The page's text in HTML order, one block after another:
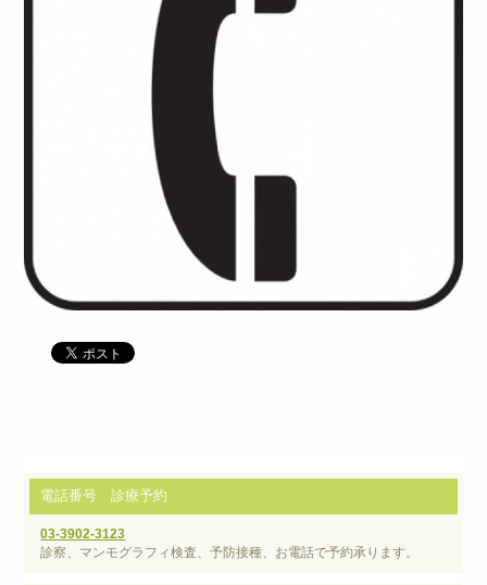
電話番号 診療予約
03-3902-3123
診察、マンモグラフィ検査、予防接種、お電話で予約承ります。